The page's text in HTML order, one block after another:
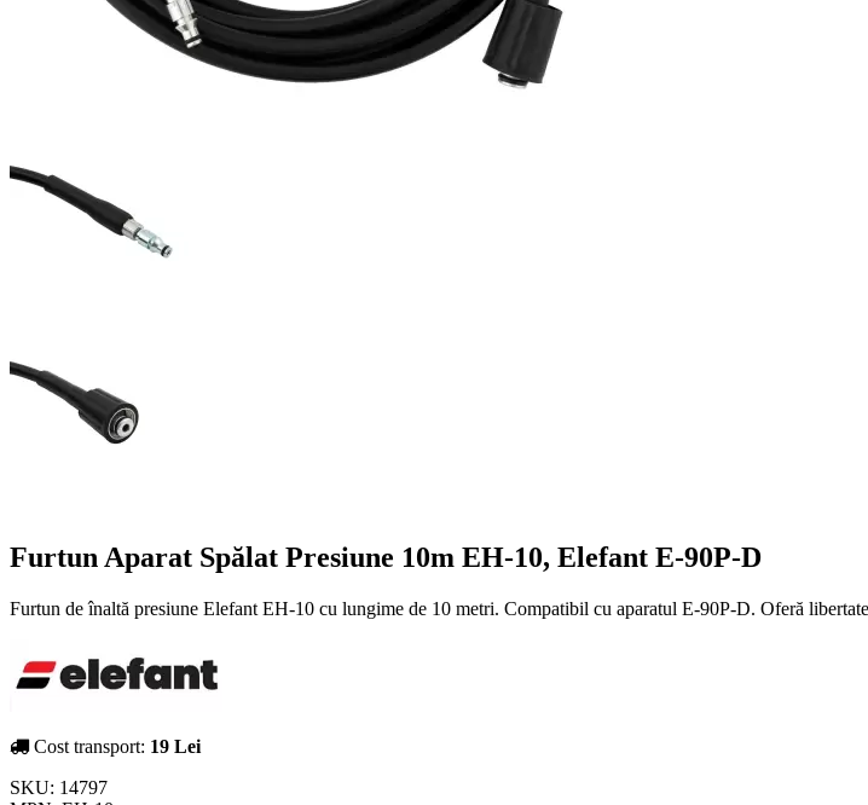
Furtun Aparat Spălat Presiune 10m EH-10, Elefant E-90P-D
Furtun de înaltă presiune Elefant EH-10 cu lungime de 10 metri. Compatibil cu aparatul E-90P-D. Oferă
Cost transport: 19 Lei
SKU: 14797